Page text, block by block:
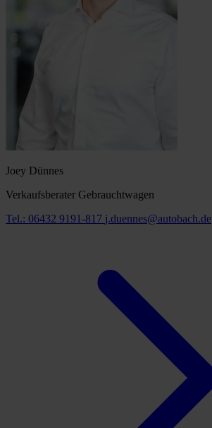
Joey Dünnes
Verkaufsberater Gebrauchtwagen
Tel.: 06432 9191-817 j.duennes@autobach.de